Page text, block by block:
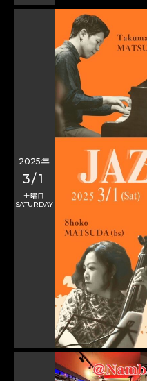
2025年
3/1
土曜日
SATURDAY